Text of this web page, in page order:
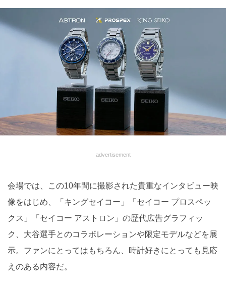
advertisement
会場では、この10年間に撮影された貴重なインタビュー映
像をはじめ、「キングセイコー」「セイコー プロスペッ
クス」「セイコー アストロン」の歴代広告グラフィッ
ク、大谷選手とのコラボレーションや限定モデルなどを展
示。ファンにとってはもちろん、時計好きにとっても見応
えのある内容だ。